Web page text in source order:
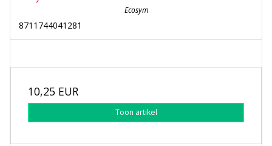
Ecosym
8711744041281
10,25 EUR
Toon artikel